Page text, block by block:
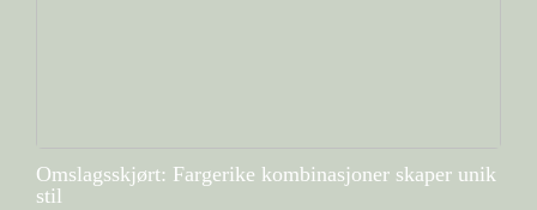
Omslagsskjørt: Fargerike kombinasjoner skaper unik
stil